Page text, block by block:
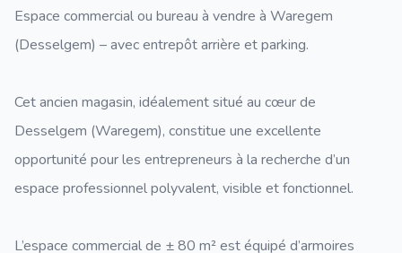
Espace commercial ou bureau à vendre à Waregem
(Desselgem) – avec entrepôt arrière et parking.
Cet ancien magasin, idéalement situé au cœur de
Desselgem (Waregem), constitue une excellente
opportunité pour les entrepreneurs à la recherche d’un
espace professionnel polyvalent, visible et fonctionnel.
L’espace commercial de ± 80 m² est équipé d’armoires